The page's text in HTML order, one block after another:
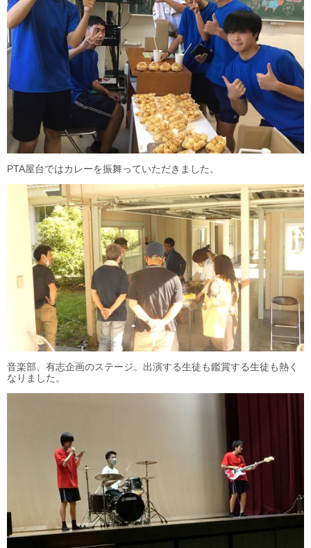
PTA屋台ではカレーを振舞っていただきました。
音楽部、有志企画のステージ。出演する生徒も鑑賞する生徒も熱く
なりました。